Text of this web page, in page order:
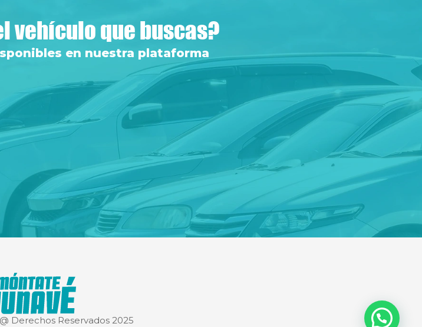
vehículo que buscas?
en nuestra plataforma
Derechos Reservados 2025